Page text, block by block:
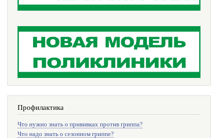
Профилактика
Что нужно знать о прививках против гриппа?
Что надо знать о сезонном гриппе?